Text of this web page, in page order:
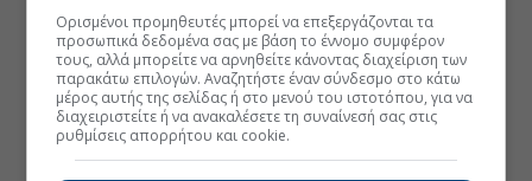
Ορισμένοι προμηθευτές μπορεί να επεξεργάζονται τα
προσωπικά δεδομένα σας με βάση το έννομο συμφέρον
τους, αλλά μπορείτε να αρνηθείτε κάνοντας διαχείριση των
παρακάτω επιλογών. Αναζητήστε έναν σύνδεσμο στο κάτω
μέρος αυτής της σελίδας ή στο μενού του ιστοτόπου, για να
διαχειριστείτε ή να ανακαλέσετε τη συναίνεσή σας στις
ρυθμίσεις απορρήτου και cookie.